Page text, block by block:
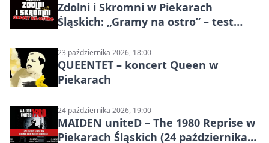
Zdolni i Skromni w Piekarach
Śląskich: „Gramy na ostro” – test
23 października 2026, 18:00
QUEENTET – koncert Queen w
Piekarach
24 października 2026, 19:00
MAIDEN uniteD – The 1980 Reprise w
Piekarach Śląskich (24 października